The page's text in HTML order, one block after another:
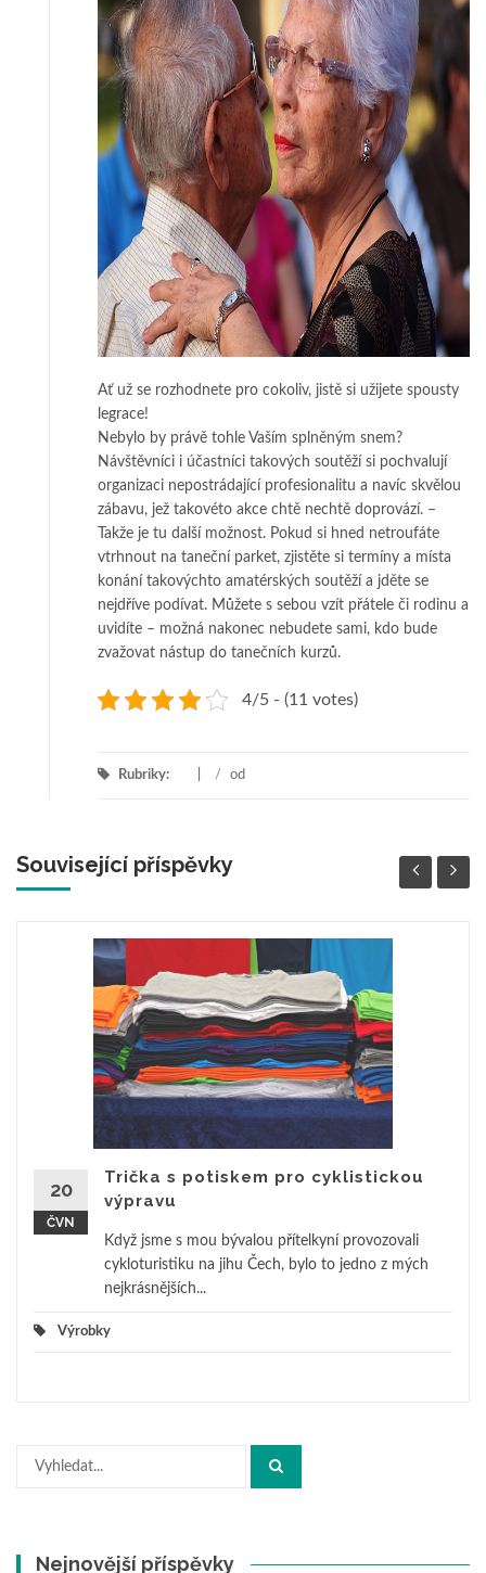
Ať už se rozhodnete pro cokoliv, jistě si užijete spousty
legrace!
Nebylo by právě tohle Vaším splněným snem?
Návštěvníci i účastníci takových soutěží si pochvalují
organizaci nepostrádající profesionalitu a navíc skvělou
zábavu, jež takovéto akce chtě nechtě doprovází. –
Takže je tu další možnost. Pokud si hned netroufáte
vtrhnout na taneční parket, zjistěte si termíny a místa
konání takovýchto amatérských soutěží a jděte se
nejdříve podívat. Můžete s sebou vzít přátele či rodinu a
uvidíte – možná nakonec nebudete sami, kdo bude
zvažovat nástup do tanečních kurzů.
4/5 - (11 votes)
Rubriky: / od
Související příspěvky
20
ČVN
Trička s potiskem pro cyklistickou
výpravu
Když jsme s mou bývalou přítelkyní provozovali
cykloturistiku na jihu Čech, bylo to jedno z mých
nejkrásnějších...
Výrobky
Hledat:
Nejnovější příspěvky